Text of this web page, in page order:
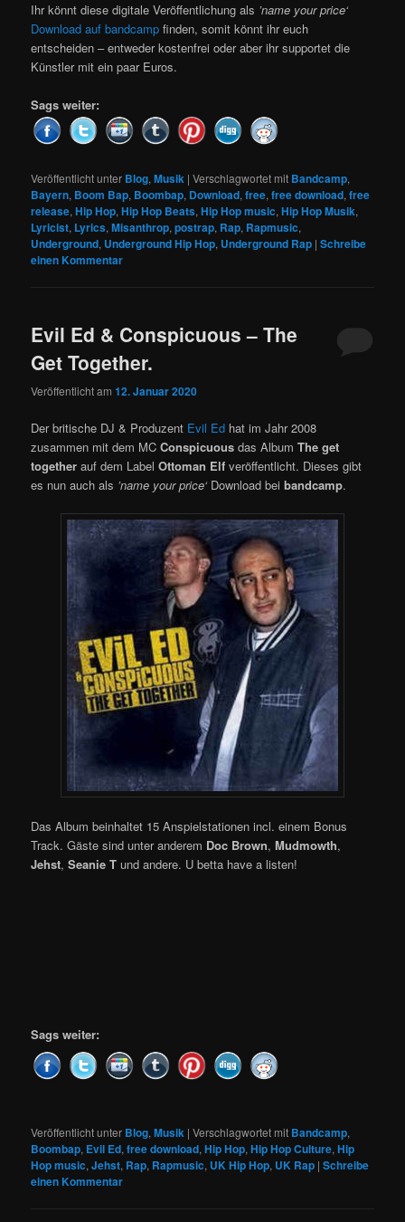
Ihr könnt diese digitale Veröffentlichung als ’name your price‘
Download auf bandcamp finden, somit könnt ihr euch
entscheiden – entweder kostenfrei oder aber ihr supportet die
Künstler mit ein paar Euros.
Sags weiter:
Veröffentlicht unter Blog,Musik |Verschlagwortet mit Bandcamp,
Bayern, Boom Bap, Boombap, Download,free,free download,free
release,Hip Hop,Hip Hop Beats,Hip Hop music,Hip Hop Musik,
Lyricist, Lyrics,Misanthrop,postrap, Rap, Rapmusic,
Underground, Underground Hip Hop, Underground Rap |Schreibe
einen Kommentar
Evil Ed & Conspicuous – The
Get Together.
Veröffentlicht am12. Januar 2020
Der britische DJ & Produzent Evil Ed hat im Jahr 2008
zusammen mit dem MCConspicuous das AlbumThe get
together auf dem LabelOttoman Elf veröffentlicht. Dieses gibt
es nun auch als ’name your price‘Download beibandcamp.
Das Album beinhaltet 15 Anspielstationen incl. einem Bonus
Track. Gäste sind unter anderem Doc Brown,Mudmowth,
Jehst,Seanie T und andere. U betta have a listen!
Sags weiter:
Veröffentlicht unter Blog,Musik |Verschlagwortet mit Bandcamp,
Boombap, Evil Ed,free download,Hip Hop,Hip Hop Culture,Hip
Hop music,Jehst, Rap, Rapmusic, UK Hip Hop, UK Rap |Schreibe
einen Kommentar